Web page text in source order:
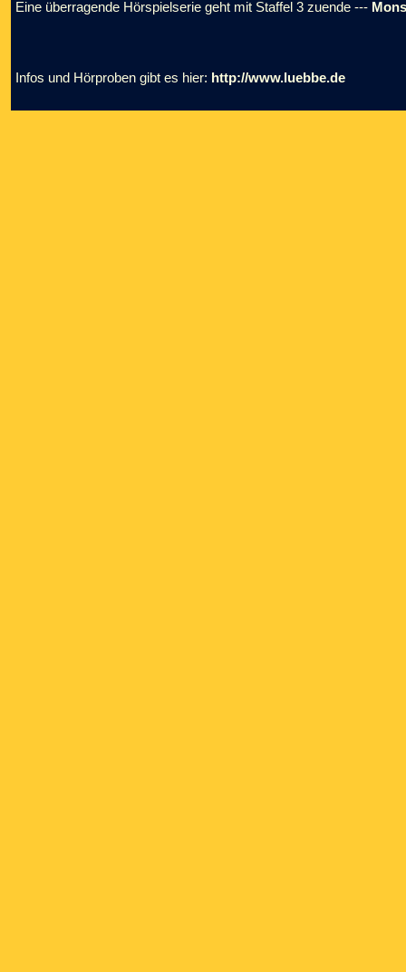
Eine überragende Hörspielserie geht mit Staffel 3 zuende ---
Infos und Hörproben gibt es hier: http://www.luebbe.de